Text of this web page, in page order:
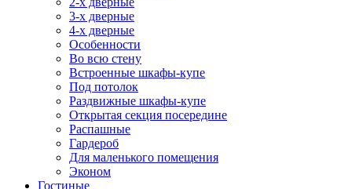
3-х дверные
4-х дверные
Особенности
Во всю стену
Встроенные шкафы-купе
Под потолок
Раздвижные шкафы-купе
Открытая секция посередине
Распашные
Гардероб
Для маленького помещения
Эконом
Гостиные